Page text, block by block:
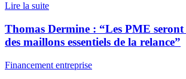
Lire la suite
Thomas Dermine : “Les PME
des maillons essentiels de la relance”
Financement entreprise